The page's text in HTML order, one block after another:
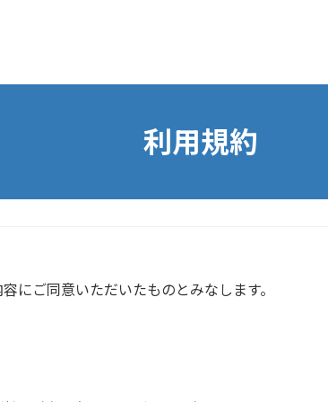
利用規約
にご同意いただいたものとみなします。